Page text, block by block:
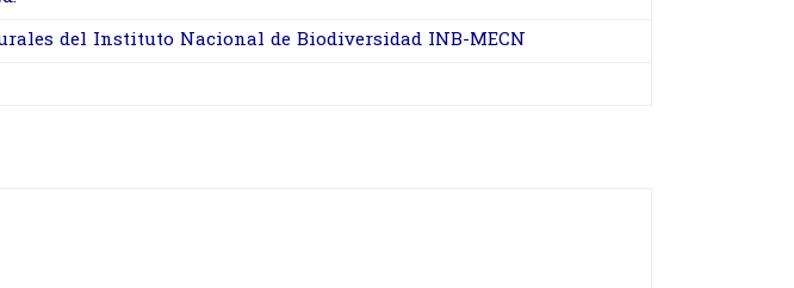
del Instituto Nacional de Biodiversidad INB-MECN